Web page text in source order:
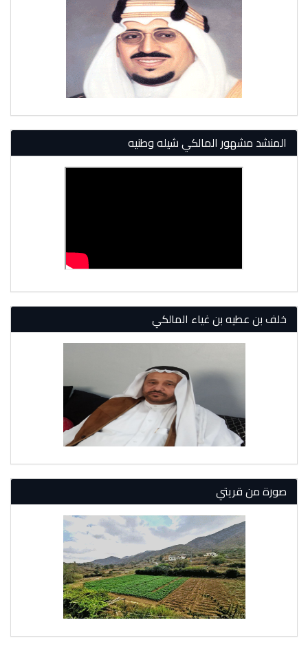
المنشد مشهور المالكي شيله وطنيه
خلف بن عطيه بن غياء المالكي
صورة من قريتي